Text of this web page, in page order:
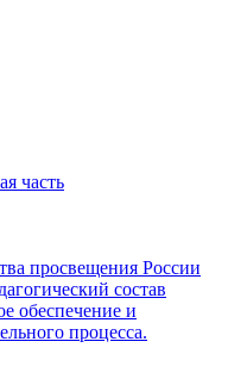
часть
просвещения России
состав
обеспечение и
процесса.